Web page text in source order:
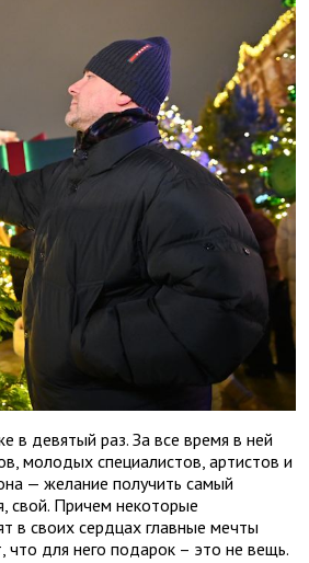
в девятый раз. За все время в ней
молодых специалистов, артистов и
— желание получить самый
свой. Причем некоторые
в своих сердцах главные мечты
что для него подарок – это не вещь.